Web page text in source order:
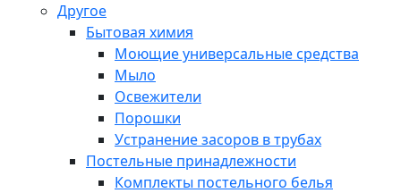
Другое
Бытовая химия
Моющие универсальные средства
Мыло
Освежители
Порошки
Устранение засоров в трубах
Постельные принадлежности
Комплекты постельного белья